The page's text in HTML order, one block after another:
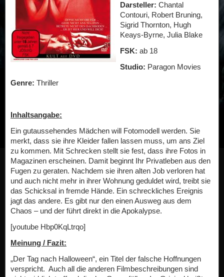
Darsteller: Chantal
Contouri, Robert Bruning,
Sigrid Thornton, Hugh
Keays-Byrne, Julia Blake
FSK: ab 18
Studio: Paragon Movies
Genre: Thriller
Inhaltsangabe:
Ein gutaussehendes Mädchen will Fotomodell werden. Sie
merkt, dass sie ihre Kleider fallen lassen muss, um ans Ziel
zu kommen. Mit Schrecken stellt sie fest, dass ihre Fotos in
Magazinen erscheinen. Damit beginnt Ihr Privatleben aus den
Fugen zu geraten. Nachdem sie ihren alten Job verloren hat
und auch nicht mehr in ihrer Wohnung geduldet wird, treibt sie
das Schicksal in fremde Hände. Ein schreckliches Ereignis
jagt das andere. Es gibt nur den einen Ausweg aus dem
Chaos – und der führt direkt in die Apokalypse.
[youtube Hbp0KqLtrqo]
Meinung / Fazit:
„Der Tag nach Halloween“, ein Titel der falsche Hoffnungen
verspricht. Auch all die anderen Filmbeschreibungen sind